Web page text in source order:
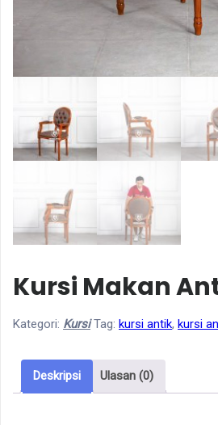
Kursi Makan
Kategori: Kursi Tag: kursi antik, kursi
Deskripsi Ulasan (0)